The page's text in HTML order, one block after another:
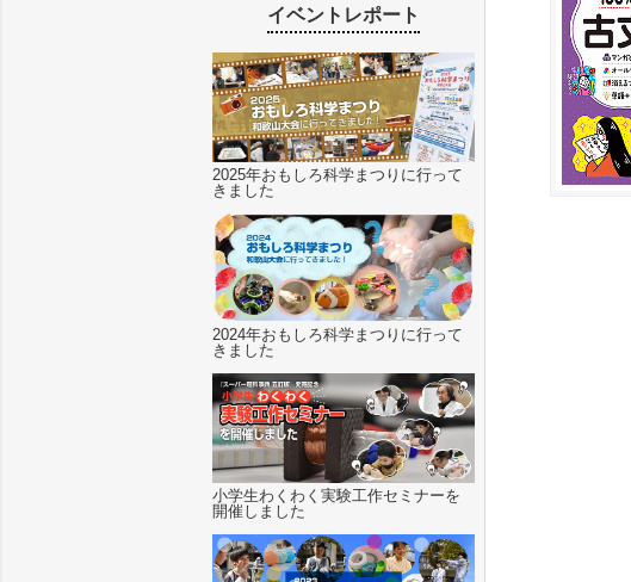
イベントレポート
2025年おもしろ科学まつりに行って
きました
2024年おもしろ科学まつりに行って
きました
小学生わくわく実験工作セミナーを
開催しました